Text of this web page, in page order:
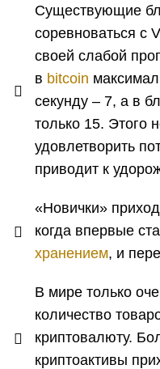
Существующие
соревноваться с
своей слабой
в bitcoin
секунду – 7, а в
только 15. Этого
удовлетворить
приводит к
«Новички»
когда впервые
хранением, и
В мире только
количество
криптовалюту.
криптоактивы